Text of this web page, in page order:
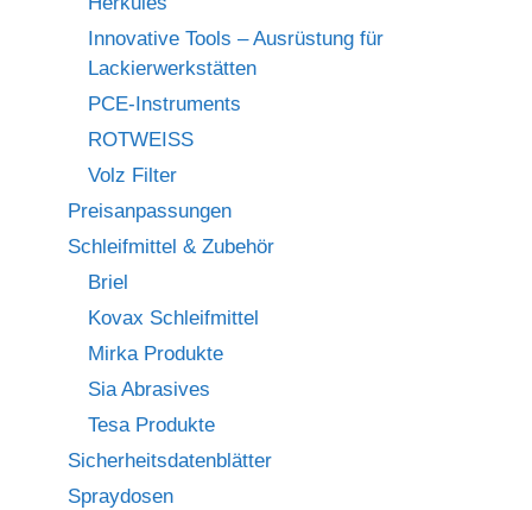
Innovative Tools – Ausrüstung für
Lackierwerkstätten
PCE-Instruments
ROTWEISS
Volz Filter
Preisanpassungen
Schleifmittel & Zubehör
Briel
Kovax Schleifmittel
Mirka Produkte
Sia Abrasives
Tesa Produkte
Sicherheitsdatenblätter
Spraydosen